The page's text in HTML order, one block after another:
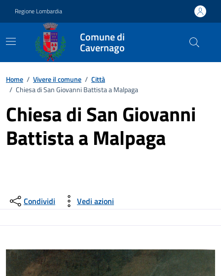
Regione Lombardia
Comune di
Cavernago
Home / Vivere il comune / Città
/ Chiesa di San Giovanni Battista a Malpaga
Chiesa di San Giovanni
Battista a Malpaga
Condividi Vedi azioni